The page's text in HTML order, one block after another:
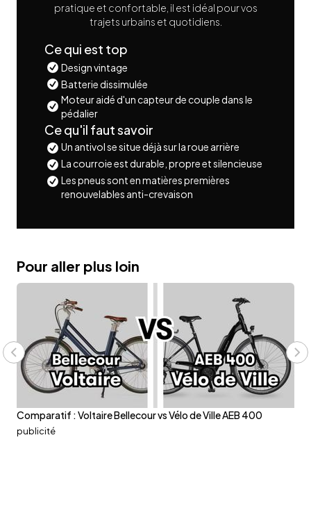
pratique et confortable, il est idéal pour vos
trajets urbains et quotidiens.
Ce qui est top
Design vintage
Batterie dissimulée
Moteur aidé d'un capteur de couple dans le
pédalier
Ce qu'il faut savoir
Un antivol se situe déjà sur la roue arrière
La courroie est durable, propre et silencieuse
Les pneus sont en matières premières
renouvelables anti-crevaison
Pour aller plus loin
Comparatif : Voltaire Bellecour vs Vélo de Ville AEB 400
publicité